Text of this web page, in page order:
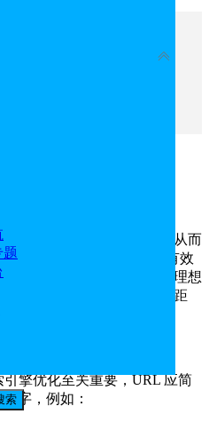
题
索
优化
的网站结构
何优化
保页面在逻辑上相互连接，从而
编制索引，有助于让用户有效
到主类别页面和子类别中，理想
面距离主页只有几下点击的距
擎优化至关重要，URL 应简
字，例如：